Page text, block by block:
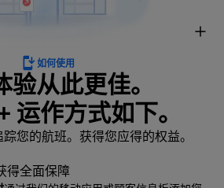
如何使用
验从此更佳。
运作方式如下。
您的航班。获得您应得的权益。
得全面保障